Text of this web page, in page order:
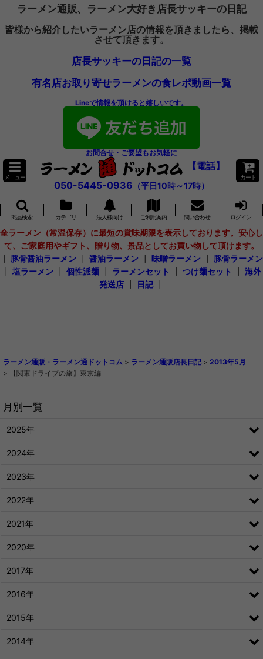
ラーメン通販、ラーメン大好き店長サッキーの日記
皆様から紹介したいラーメン店の情報を頂きましたら、掲載
させて頂きます。
店長サッキーの日記の一覧
有名店お取り寄せラーメンの食レポ動画一覧
Lineで情報を頂けると嬉しいです。
お問合せ・ご要望もお気軽に
メニュー
【電話】
050-5445-0936 （平日10時～17時）
カート
商品検索 カテゴリ 法人様向け ご利用案内 問い合わせ ログイン
全ラーメン（常温保存）に最短の賞味期限を表示しております。安心し
て、ご家庭用やギフト、贈り物、景品としてお買い物して頂けます。
豚骨醤油ラーメン 醤油ラーメン 味噌ラーメン
豚骨ラーメン
塩ラーメン 個性派麺 ラーメンセット つけ麺セット
海外
発送店
日記┃
ラーメン通販・ラーメン通ドットコム > ラーメン通販店長日記 > 2013年5月
>
【関東ドライブの旅】東京編
月別一覧
2025年
2024年
2023年
2022年
2021年
2020年
2017年
2016年
2015年
2014年